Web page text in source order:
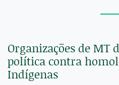
Organizações de MT
política contra
Indígenas